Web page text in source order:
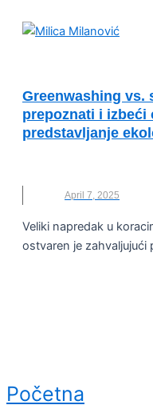
Greenwashing vs.
prepoznati i izbeći
predstavljanje
April 7, 2025
Veliki napredak u
ostvaren je zahvaljujući
Početna